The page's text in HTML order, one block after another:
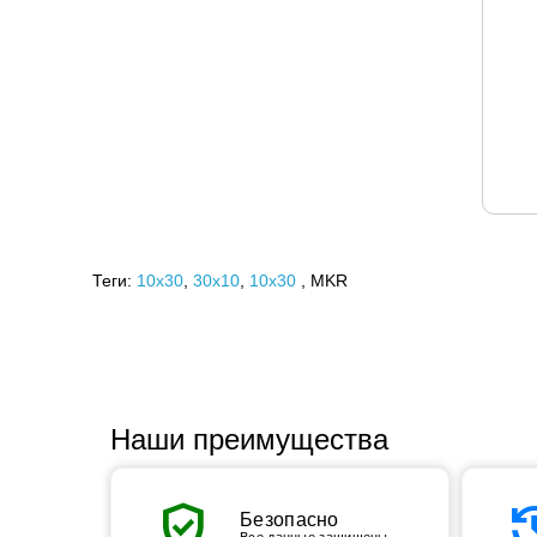
Теги: 10x30 30х10 10х30 , MKR
Наши преимущества
Безопасно